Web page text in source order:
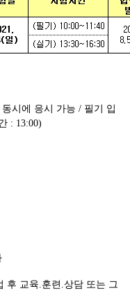
시에 응시 가능 / 필기 입
: 13:00)
후 교육.훈련.상담 또는 그